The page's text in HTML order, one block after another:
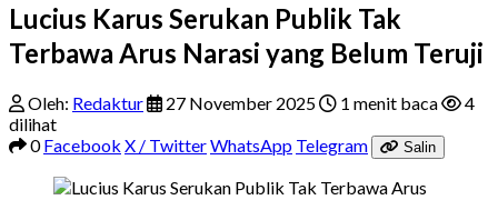
Lucius Karus Serukan Publik Tak
Terbawa Arus Narasi yang Belum Teruji
Oleh: Redaktur 27 November 2025 1 menit baca
4
dilihat
0Facebook X / TwitterWhatsApp Telegram Salin